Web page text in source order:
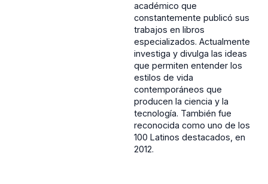
académico que
constantemente publicó sus
trabajos en libros
especializados. Actualmente
investiga y divulga las ideas
que permiten entender los
estilos de vida
contemporáneos que
producen la ciencia y la
tecnología. También fue
reconocida como uno de los
100 Latinos destacados, en
2012.